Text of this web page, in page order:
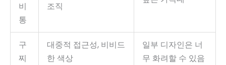
비
통
조직
구
찌
대중적 접근성, 비비드
한 색상
일부 디자인은 너
무 화려할 수 있음